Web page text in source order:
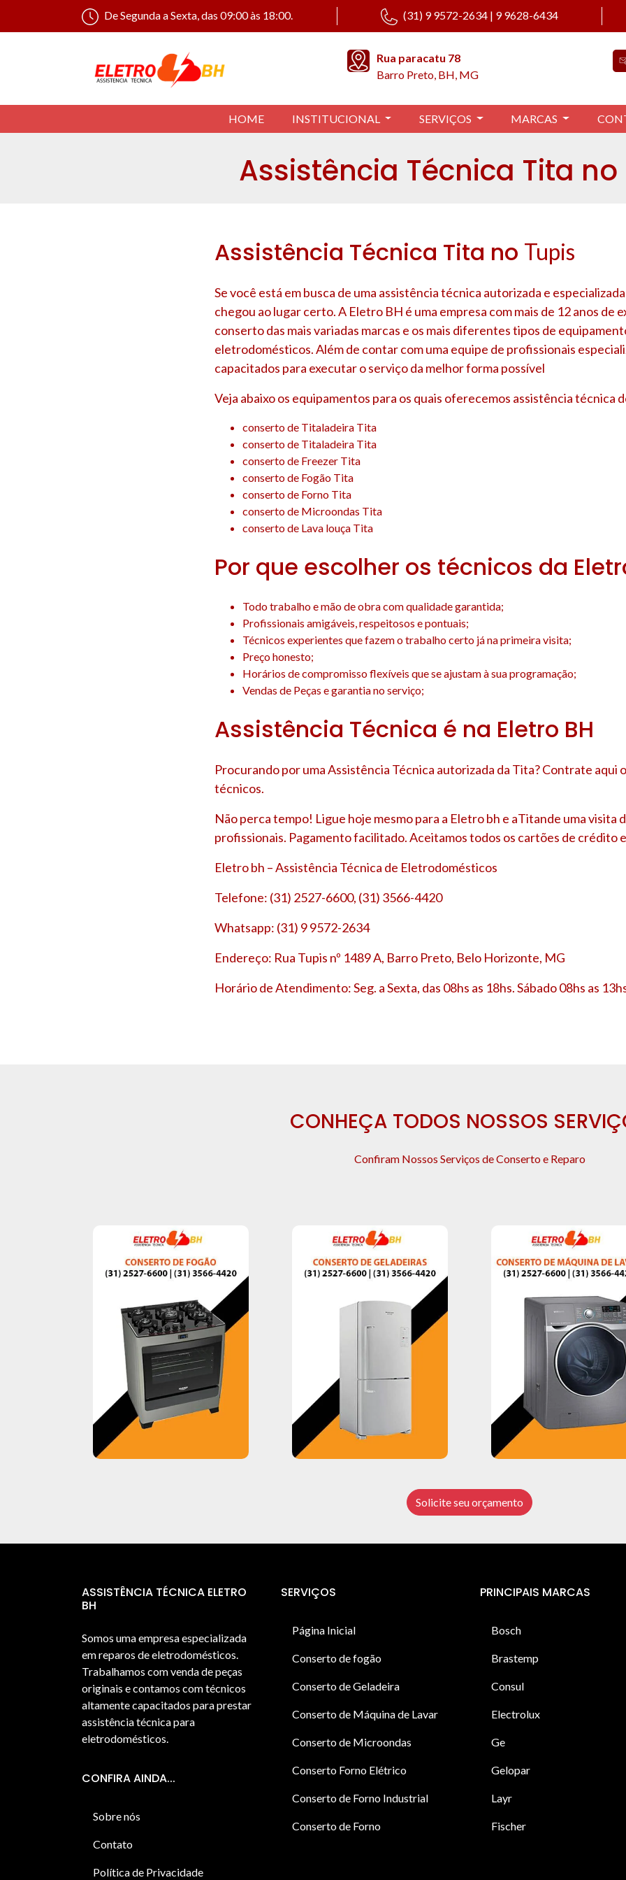
De Segunda a Sexta, das 09:00 às 18:00. (31) 9 9572-2634 | 9 9628-6434
Rua paracatu 78
Barro Preto, BH, MG
HOME INSTITUCIONAL SERVIÇOS MARCAS
Assistência Técnica Tita no
Assistência Técnica Tita no Tupis
Se você está em busca de uma assistência técnica autorizada e
chegou ao lugar certo. A Eletro BH é uma empresa com mais de 12 anos de
conserto das mais variadas marcas e os mais diferentes tipos de
eletrodomésticos. Além de contar com uma equipe de profissionais
capacitados para executar o serviço da melhor forma possível
Veja abaixo os equipamentos para os quais oferecemos assistência técnica
conserto de Titaladeira Tita
conserto de Titaladeira Tita
conserto de Freezer Tita
conserto de Fogão Tita
conserto de Forno Tita
conserto de Microondas Tita
conserto de Lava louça Tita
Por que escolher os técnicos da
Todo trabalho e mão de obra com qualidade garantida;
Profissionais amigáveis, respeitosos e pontuais;
Técnicos experientes que fazem o trabalho certo já na primeira visita;
Preço honesto;
Horários de compromisso flexíveis que se ajustam à sua programação;
Vendas de Peças e garantia no serviço;
Assistência Técnica é na Eletro BH
Procurando por uma Assistência Técnica autorizada da Tita? Contrate aqui
técnicos.
Não perca tempo! Ligue hoje mesmo para a Eletro bh e aTitande uma visita
profissionais. Pagamento facilitado. Aceitamos todos os cartões de crédito
Eletro bh – Assistência Técnica de Eletrodomésticos
Telefone: (31) 2527-6600, (31) 3566-4420
Whatsapp: (31) 9 9572-2634
Endereço: Rua Tupis nº 1489 A, Barro Preto, Belo Horizonte, MG
Horário de Atendimento: Seg. a Sexta, das 08hs as 18hs. Sábado 08hs as
CONHEÇA TODOS NOSSOS
Confiram Nossos Serviços de Conserto e Reparo
Solicite seu orçamento
ASSISTÊNCIA TÉCNICA ELETRO
BH
Somos uma empresa especializada
em reparos de eletrodomésticos.
Trabalhamos com venda de peças
originais e contamos com técnicos
altamente capacitados para prestar
assistência técnica para
eletrodomésticos.
CONFIRA AINDA...
Sobre nós
Contato
Política de Privacidade
SERVIÇOS
Página Inicial
Conserto de fogão
Conserto de Geladeira
Conserto de Máquina de Lavar
Conserto de Microondas
Conserto Forno Elétrico
Conserto de Forno Industrial
Conserto de Forno
PRINCIPAIS MARCAS
Bosch
Brastemp
Consul
Electrolux
Ge
Gelopar
Layr
Fischer